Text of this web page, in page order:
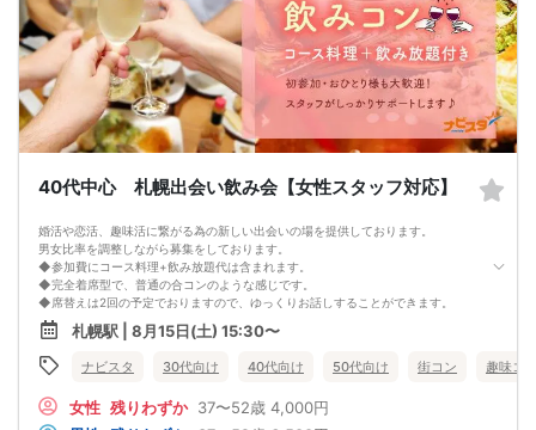
◆最少催行人数に満たない場合 開催前日23時までに最少催行人数に届かなかった
場合は開催中止とさせていただきます。
また天候や状況などにより中止されることがございます。
◆中止判断タイミングは開始前日の23時となりますが、申込者の直前のキャンセ
ルにより、直前でも中止になる場合もございます。
中止時も交通費など保証はございません。
◆ご予約の操作と同時に上述の注意事項に同意したものと致します。
コース料理
◆紅白えびせん
◆枝豆
◆自家製鍋つくね、讃岐うどん
◆大根サラダ
◆フライドポテト
◆名物！生つくね串
◆こだわりの塩ザンギ
◆〆の雑炊
◆本日のデザート
飲み放題
生ビール、サワー、ソフトドリンクなど
40代中心 札幌出会い飲み会【女性スタッフ対応】
婚活や恋活、趣味活に繋がる為の新しい出会いの場を提供しております。
男女比率を調整しながら募集をしております。
◆参加費にコース料理+飲み放題代は含まれます。
◆完全着席型で、普通の合コンのような感じです。
◆席替えは2回の予定でおりますので、ゆっくりお話しすることができます。
少人数開催の場合席替えがない場合もございます。
◆スタートから終わりまで、スタッフも同行しますので、一人参加の方や初参加
の方も安心だと思います。
◆カップリング・プロフィールカードの記入はございません。
換しておいてください。
札幌駅 | 8月15日(土) 15:30〜
ナビスタ 30代向け 40代向け 50代向け 街コン 趣味コ
女性 残りわずか 37〜52歳 4,000円